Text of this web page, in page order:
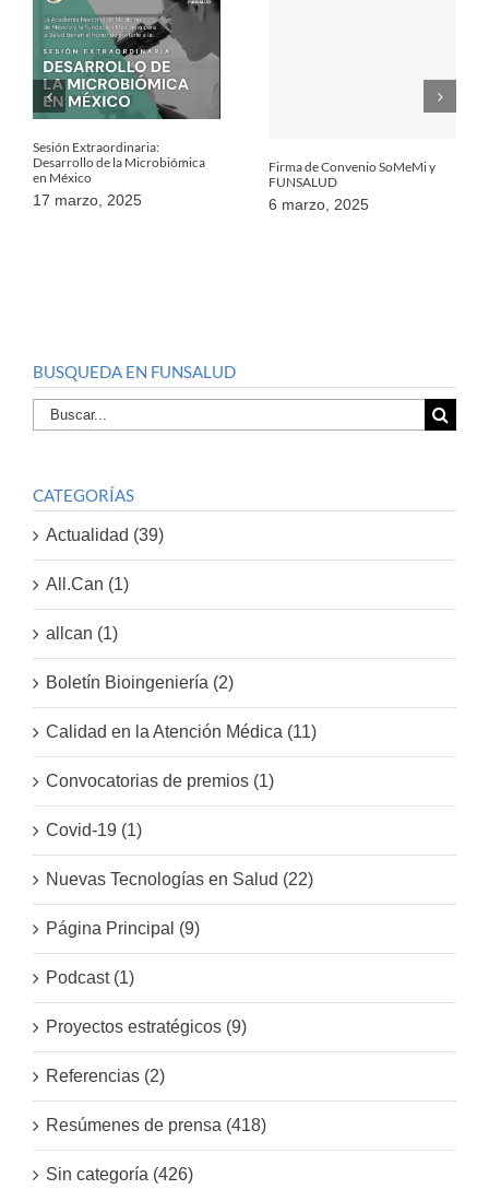
Sesión Extraordinaria:
Desarrollo de la Microbiómica
en México
17 marzo, 2025
Firma de Convenio SoMeMi y
FUNSALUD
6 marzo, 2025
BUSQUEDA EN FUNSALUD
Buscar
por:
CATEGORÍAS
Actualidad (39)
All.Can (1)
allcan (1)
Boletín Bioingeniería (2)
Calidad en la Atención Médica (11)
Convocatorias de premios (1)
Covid-19 (1)
Nuevas Tecnologías en Salud (22)
Página Principal (9)
Podcast (1)
Proyectos estratégicos (9)
Referencias (2)
Resúmenes de prensa (418)
Sin categoría (426)